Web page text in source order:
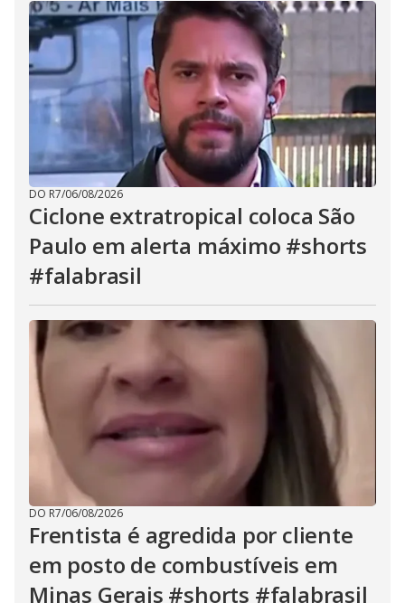
DO R7/06/08/2026
Ciclone extratropical coloca São
Paulo em alerta máximo #shorts
#falabrasil
DO R7/06/08/2026
Frentista é agredida por cliente
em posto de combustíveis em
Minas Gerais #shorts #falabrasil